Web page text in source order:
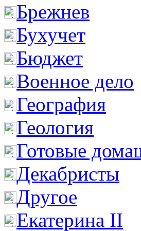
Брежнев
Бухучет
Бюджет
Военное дело
География
Геология
Готовые
Декабристы
Другое
Екатерина II